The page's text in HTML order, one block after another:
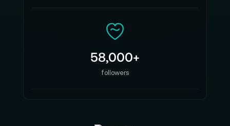
58,000+
followers